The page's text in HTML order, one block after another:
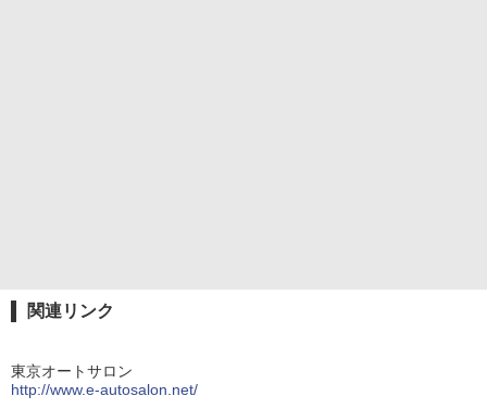
関連リンク
東京オートサロン
http://www.e-autosalon.net/